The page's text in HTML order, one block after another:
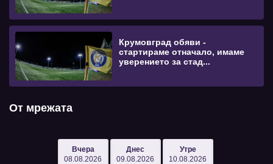
Крумовград обяви -
стартираме отначало, имаме
уверението за стад...
От мрежата
Вчера
08.08.2026
Днес
09.08.2026
Утре
10.08.2026